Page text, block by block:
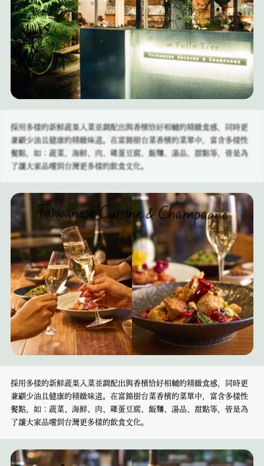
採用多樣的新鮮蔬果入菜並調配出與香檳恰好相輔的精緻食感，同時更
兼顧少油且健康的精緻味道。在富錦樹台菜香檳的菜單中，富含多樣性
餐點，如：蔬菜、海鮮、肉、雞蛋豆腐、飯麵、湯品、甜點等，皆是為
了讓大家品嚐到台灣更多樣的飲食文化。
採用多樣的新鮮蔬果入菜並調配出與香檳恰好相輔的精緻食感，同時更
兼顧少油且健康的精緻味道。在富錦樹台菜香檳的菜單中，富含多樣性
餐點，如：蔬菜、海鮮、肉、雞蛋豆腐、飯麵、湯品、甜點等，皆是為
了讓大家品嚐到台灣更多樣的飲食文化。